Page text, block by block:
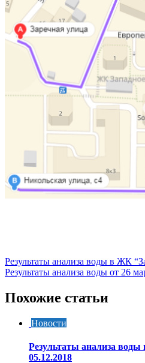
Навигация
по
записям
Результаты анализа воды в ЖК
Результаты анализа воды от 26
Похожие статьи
Новости
Результаты анализа
05.12.2018